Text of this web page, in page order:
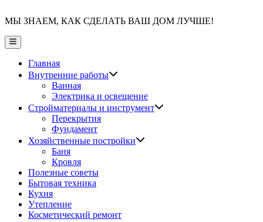
МЫ ЗНАЕМ, КАК СДЕЛАТЬ ВАШ ДОМ ЛУЧШЕ!
Главное
меню
Главная
Внутренние работы
Ванная
Электрика и освещение
Стройматериалы и инструмент
Перекрытия
Фундамент
Хозяйственные постройки
Баня
Кровля
Полезные советы
Бытовая техника
Кухня
Утепление
Косметический ремонт